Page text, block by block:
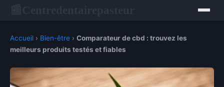
Accueil › Bien-être › Comparateur de cbd : trouvez les
meilleurs produits testés et fiables